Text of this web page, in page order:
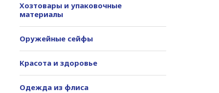
Хозтовары и упаковочные
материалы
Оружейные сейфы
Красота и здоровье
Одежда из флиса